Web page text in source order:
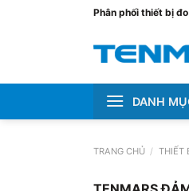
Phân phối thiết bị
DANH
TRANG CHỦ / THIẾT